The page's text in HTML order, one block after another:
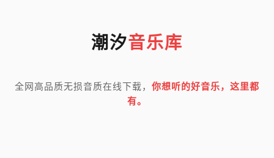
潮汐音乐库
全网高品质无损音质在线下载， 你想听的好音乐，这里都
有。